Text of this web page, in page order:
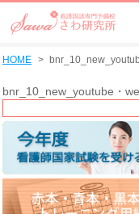
HOME
bnr_10_new_youtube・